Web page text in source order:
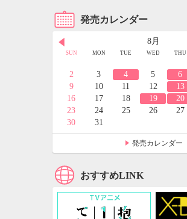
発売カレンダー
8月
SUN MON TUE WED THU
2
3 4 5 6
9
10 11 12 13
16
17 18 19 20
23
24 25 26 27
30
31
発売カレンダー
おすすめLINK